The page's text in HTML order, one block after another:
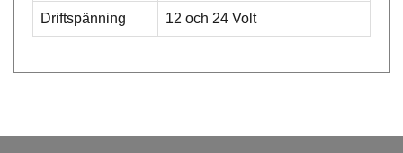
Driftspänning 12 och 24 Volt